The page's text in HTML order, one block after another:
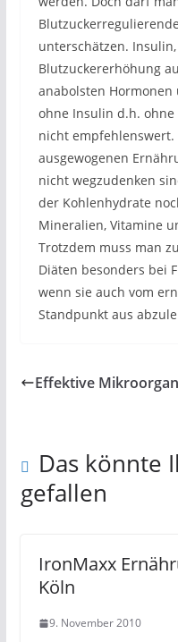
unterschätzen.
Blutzuckererhöhung
anabolsten
ohne Insulin d.h.
nicht
ausgewogenen
nicht wegzudenken
der Kohlenhydrate
Mineralien, Vitamine
Trotzdem muss man
Diäten besonders bei
wenn sie auch vom
Standpunkt aus
Effektive
Das könnte
gefallen
IronMaxx
Köln
9. November 2010